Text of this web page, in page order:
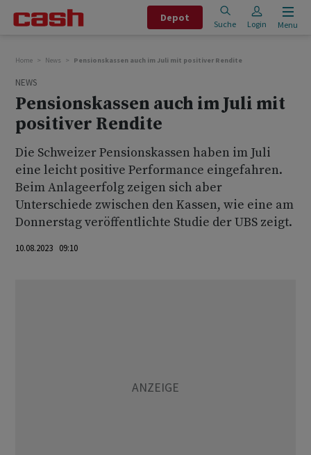
Depot
Suche Login Menu
Home News Pensionskassen auch im Juli mit positiver Rendite
NEWS
Pensionskassen auch im Juli mit
positiver Rendite
Die Schweizer Pensionskassen haben im Juli
eine leicht positive Performance eingefahren.
Beim Anlageerfolg zeigen sich aber
Unterschiede zwischen den Kassen, wie eine am
Donnerstag veröffentlichte Studie der UBS zeigt.
10.08.2023 09:10